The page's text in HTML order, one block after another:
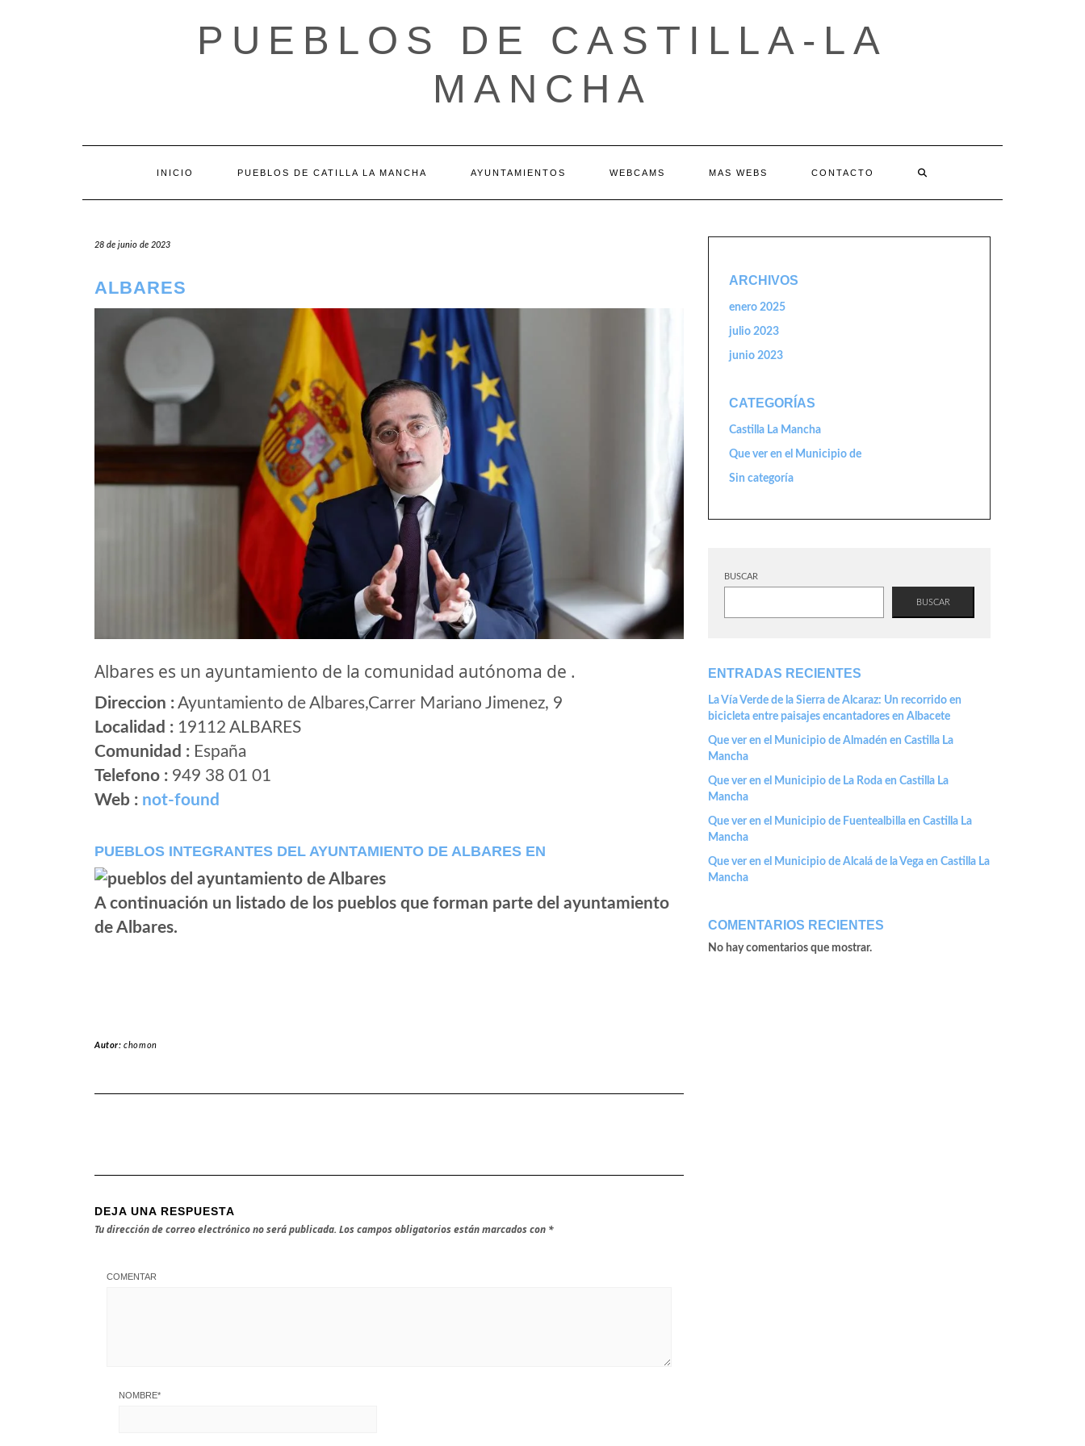
PUEBLOS DE CASTILLA-LA
MANCHA
INICIO PUEBLOS DE CATILLA LA MANCHA AYUNTAMIENTOS WEBCAMS MAS WEBS CONTACTO
28 de junio de 2023
ALBARES
Albares es un ayuntamiento de la comunidad autónoma de .
Direccion :Ayuntamiento de Albares,Carrer Mariano Jimenez, 9
Localidad : 19112 ALBARES
Comunidad : España
Telefono : 949 38 01 01
Web : not-found
PUEBLOS INTEGRANTES DEL AYUNTAMIENTO DE ALBARES EN
A continuación un listado de los pueblos que forman parte del ayuntamiento
de Albares.
Autor:chomon
DEJA UNA RESPUESTA
Tu dirección de correo electrónico no será publicada. Los campos obligatorios están marcados con *
COMENTAR
NOMBRE*
ARCHIVOS
enero 2025
julio 2023
junio 2023
CATEGORÍAS
Castilla La Mancha
Que ver en el Municipio de
Sin categoría
BUSCAR
BUSCAR
ENTRADAS RECIENTES
La Vía Verde de la Sierra de Alcaraz: Un recorrido en
bicicleta entre paisajes encantadores en Albacete
Que ver en el Municipio de Almadén en Castilla La
Mancha
Que ver en el Municipio de La Roda en Castilla La
Mancha
Que ver en el Municipio de Fuentealbilla en Castilla La
Mancha
Que ver en el Municipio de Alcalá de la Vega en Castilla La
Mancha
COMENTARIOS RECIENTES
No hay comentarios que mostrar.